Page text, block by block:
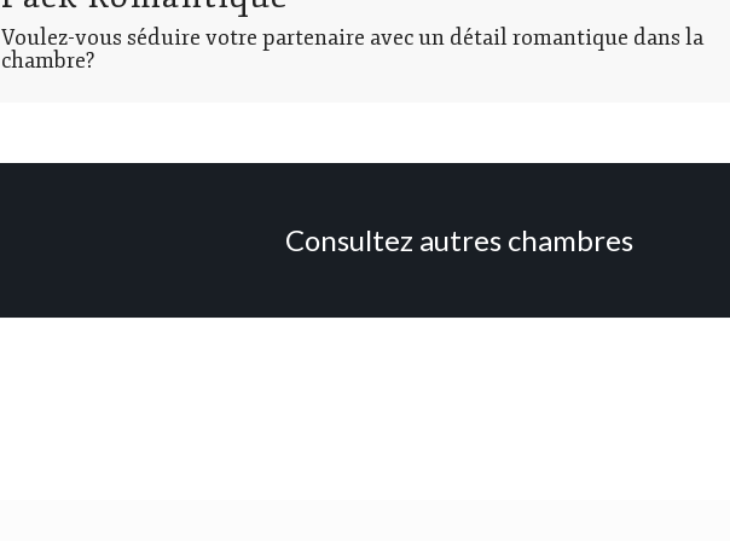
Voulez-vous séduire votre partenaire avec un détail romantique dans la
chambre?
Consultez autres chambres